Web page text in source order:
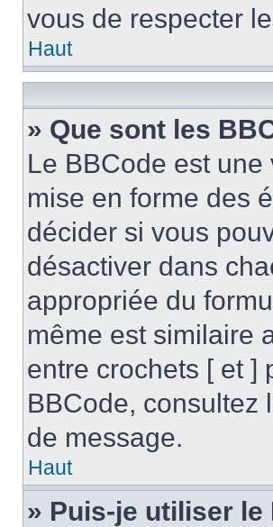
vous de respecter
Haut
» Que sont les
Le BBCode est
mise en forme des
décider si vous
désactiver dans
appropriée du
même est similaire
entre crochets [ et ]
BBCode, consultez
de message.
Haut
» Puis-je utiliser le